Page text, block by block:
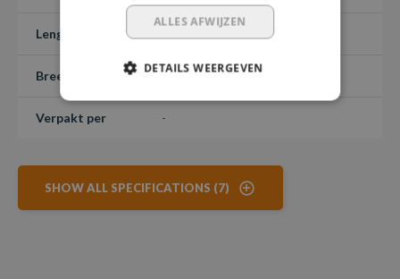
Lengte
Breedte 25 - 40 mm
Verpakt per -
SHOW ALL SPECIFICATIONS (7)
ALLES AFWIJZEN
DETAILS WEERGEVEN